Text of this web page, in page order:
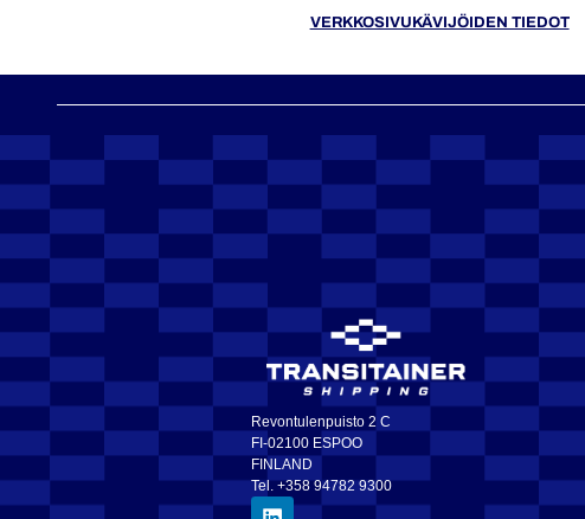
VERKKOSIVUKÄVIJÖIDEN TIEDOT
Revontulenpuisto 2 C
FI-02100 ESPOO
FINLAND
Tel. +358 94782 9300